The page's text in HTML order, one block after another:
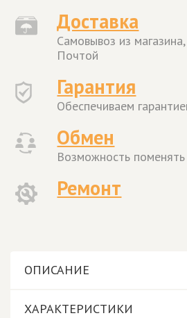
Доставка
Самовывоз из
Почтой
Гарантия
Обеспечиваем
Обмен
Возможность
Ремонт
ОПИСАНИЕ
ХАРАКТЕРИСТИКИ